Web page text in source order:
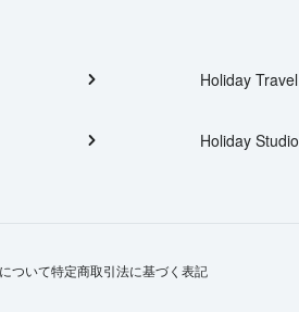
Holiday Travel
Holiday Studio
ついて特定商取引法に基づく表記